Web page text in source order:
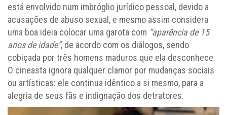
está envolvido num imbróglio jurídico pessoal, devido a
acusações de abuso sexual, e mesmo assim considera
uma boa ideia colocar uma garota com “aparência de 15
anos de idade”, de acordo com os diálogos, sendo
cobiçada por três homens maduros que ela desconhece.
O cineasta ignora qualquer clamor por mudanças sociais
ou artísticas: ele continua idêntico a si mesmo, para a
alegria de seus fãs e indignação dos detratores.